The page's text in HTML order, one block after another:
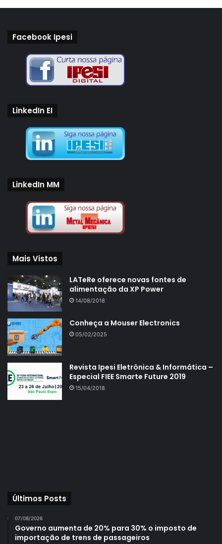
Facebook Ipesi
LinkedIn EI
LinkedIn MM
Mais Vistos
LATeRe oferece novas fontes de
alimentação da XP Power
14/08/2018
Conheça a Mouser Electronics
05/02/2025
Revista Ipesi Eletrônica & Informática –
Especial FIEE Smarte Future 2019
15/04/2018
Últimos Posts
07/08/2026
Governo aumenta de 20% para 30% o imposto de
importação de trens de passageiros